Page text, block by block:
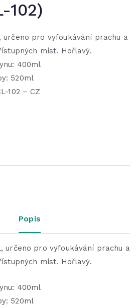
102)
pro vyfoukávání prachu a
míst. Hořlavý.
400ml
520ml
102 – CZ
Popis
určeno pro vyfoukávání prachu a
míst. Hořlavý.
400ml
520ml